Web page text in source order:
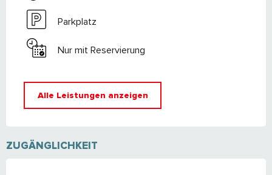
Parkplatz
Nur mit Reservierung
Alle Leistungen anzeigen
ZUGÄNGLICHKEIT